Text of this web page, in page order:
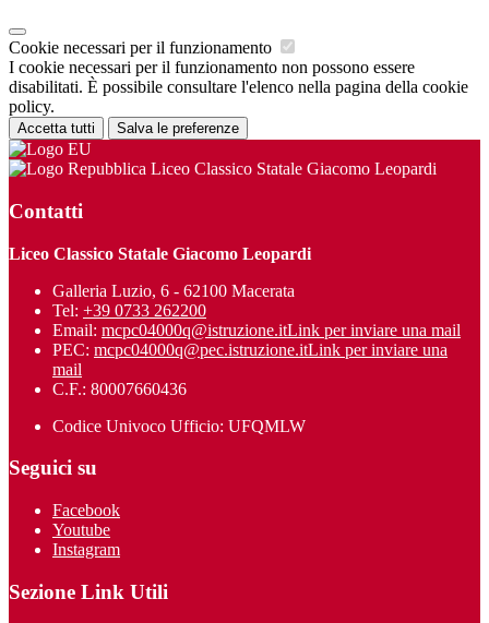
Cookie necessari per il funzionamento
I cookie necessari per il funzionamento non possono essere
disabilitati. È possibile consultare l'elenco nella pagina della cookie
policy.
Accetta tutti Salva le preferenze
Liceo Classico Statale Giacomo Leopardi
Contatti
Liceo Classico Statale Giacomo Leopardi
Galleria Luzio, 6 - 62100 Macerata
Tel: +39 0733 262200
Email: mcpc04000q@istruzione.itLink per inviare una mail
PEC: mcpc04000q@pec.istruzione.itLink per inviare una
mail
C.F.: 80007660436
Codice Univoco Ufficio: UFQMLW
Seguici su
Facebook
Youtube
Instagram
Sezione Link Utili